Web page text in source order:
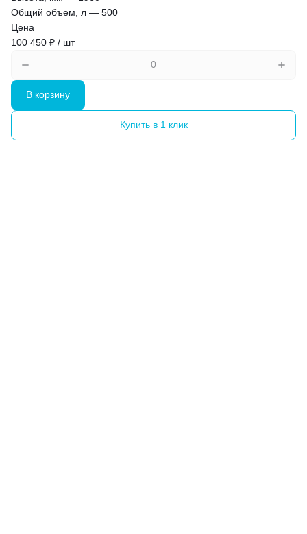
Общий объем, л — 500
Цена
100 450 ₽ / шт
В корзину
Купить в 1 клик